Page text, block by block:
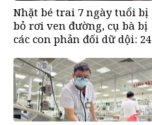
Nhặt bé trai 7 ngày tuổi bị
bỏ rơi ven đường, cụ bà bị
các con phản đối dữ dội: 24
động